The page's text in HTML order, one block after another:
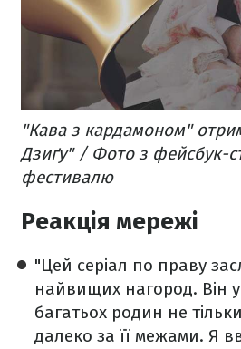
"Кава з кардамоном"
Дзиґу" / Фото з фейсбук-
фестивалю
Реакція мережі
"Цей серіал по праву
найвищих нагород. Він
багатьох родин не
далеко за її межами. Я